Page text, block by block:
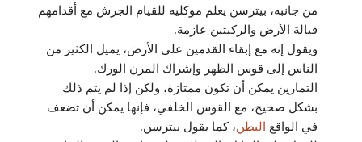
من جانبه، بيترسن يعلم موكليه للقيام الجرش مع أقدامهم
قبالة الأرض والركبتين عازمة.
ويقول إنه مع إبقاء القدمين على الأرض، يميل الكثير من
الناس إلى قوس الظهر وإشراك المرن الورك.
التمارين يمكن أن تكون ممتازة، ولكن إذا لم يتم ذلك
بشكل صحيح، مع القوس الخلفي، فإنها يمكن أن تضعف
في الواقع
البطن، كما يقول بيترسن.